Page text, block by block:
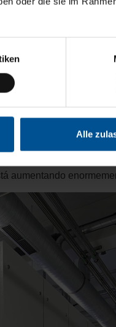
Alle
el número de
residuales Mirko
la contaminación del
la aplicación y el
parte de la vida
concienciación sobre
observa una
aumentando